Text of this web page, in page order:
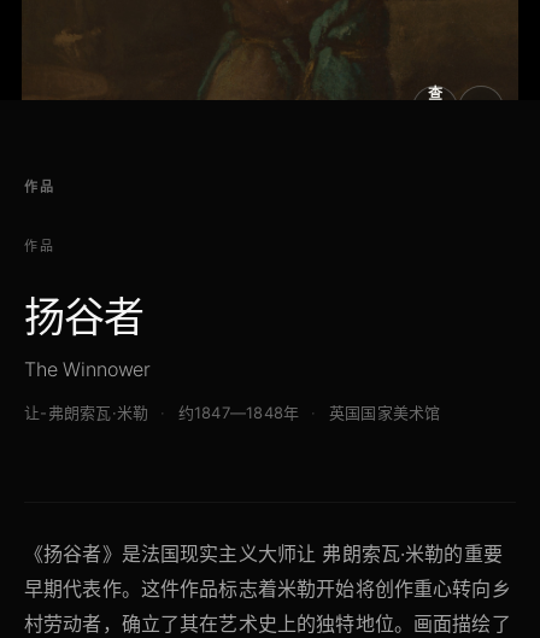
查
作品
作品
扬谷者
The Winnower
让-弗朗索瓦·米勒 约1847—1848年 英国国家美术馆
《扬谷者》是法国现实主义大师让 弗朗索瓦·米勒的重要
早期代表作。这件作品标志着米勒开始将创作重心转向乡
村劳动者，确立了其在艺术史上的独特地位。画面描绘了